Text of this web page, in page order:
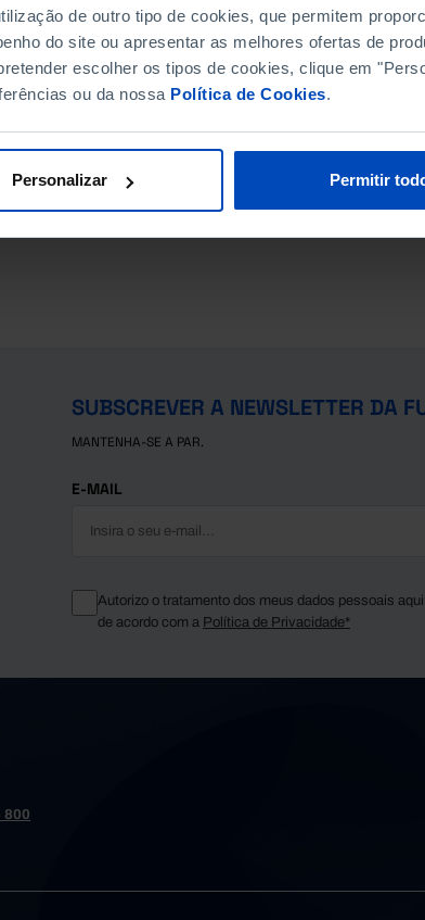
de outro tipo de cookies, que permitem
do site ou apresentar as melhores ofertas de
escolher os tipos de cookies, clique em
ou da nossa Política de Cookies.
Personalizar Permitir
SUBSCREVER A NEWSLETTER DA
MANTENHA-SE A PAR.
E-MAIL
Autorizo o tratamento dos meus dados pessoais aqui
de acordo com a Política de Privacidade*
800